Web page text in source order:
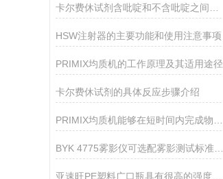
HSW注射器的主要功能和使用注意事项
PRIMIX均质机的工作原理及其适用途径
卡尔费休试剂的具体反应步骤介绍
BYK 4775雾影仪可选配雾影测试标准片或透射标准片